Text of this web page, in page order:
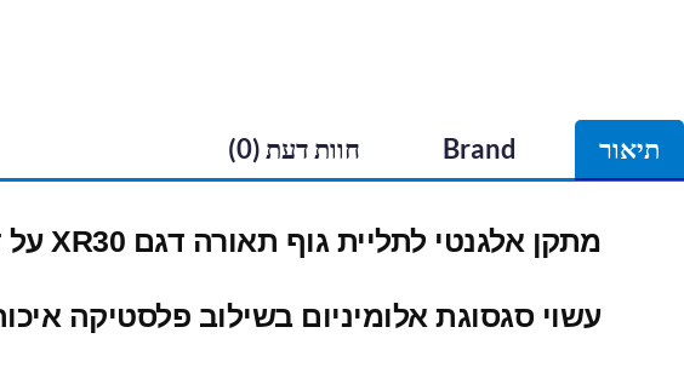
תיאור Brand חוות דעת (0)
מתקן אלגנטי לתליית גוף תאורה דגם XR30 על דופן האקווריום.
עשוי סגסוגת אלומיניום בשילוב פלסטיקה